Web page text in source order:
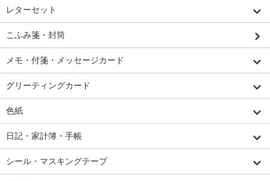
レターセット
こふみ箋・封筒
メモ・付箋・メッセージカード
グリーティングカード
色紙
日記・家計簿・手帳
シール・マスキングテープ